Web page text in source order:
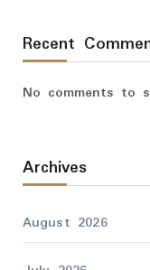
Recent
No comments to
Archives
August 2026